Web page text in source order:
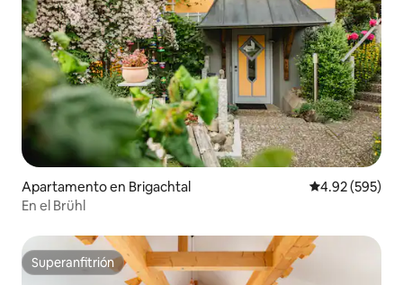
Apartamento en Brigachtal Calificación
4.92 (595)
En el Brühl
Superanfitrión
Superanfitrión